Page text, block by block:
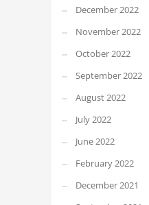
December 2022
November 2022
October 2022
September 2022
August 2022
July 2022
June 2022
February 2022
December 2021